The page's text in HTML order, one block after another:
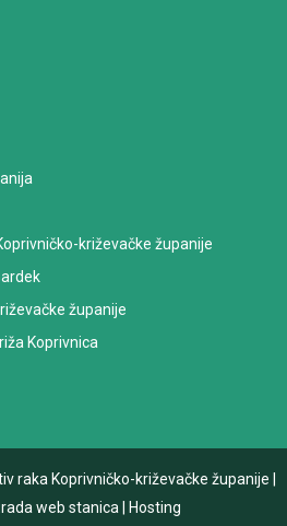
križevačke županije
županije
Koprivnica
raka Koprivničko-križevačke županije
web stanica Hosting